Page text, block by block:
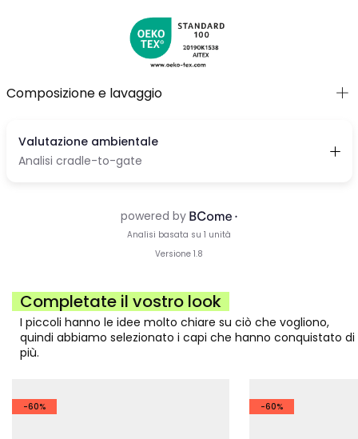
Composizione e lavaggio
Completate il vostro look
I piccoli hanno le idee molto chiare su ciò che vogliono,
quindi abbiamo selezionato i capi che hanno conquistato di
più.
-60% -60%